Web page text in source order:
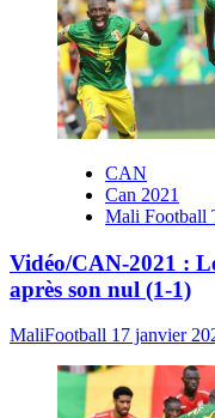
CAN
Can 2021
Mali Football
Vidéo/CAN-2021 :
après son nul (1-1)
MaliFootball 17 janvier